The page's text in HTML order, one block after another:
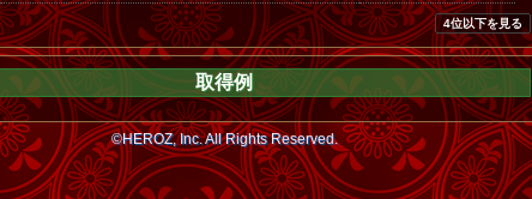
4位以下を見る
取得例
©HEROZ, Inc. All Rights Reserved.